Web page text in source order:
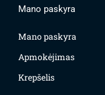
Mano paskyra
Mano paskyra
Apmokėjimas
Krepšelis